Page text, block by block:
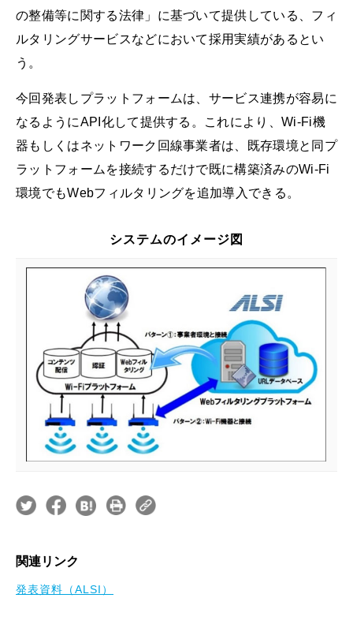
の整備等に関する法律」に基づいて提供している、フィ
ルタリングサービスなどにおいて採用実績があるとい
う。
今回発表しプラットフォームは、サービス連携が容易に
なるようにAPI化して提供する。これにより、Wi-Fi機
器もしくはネットワーク回線事業者は、既存環境と同プ
ラットフォームを接続するだけで既に構築済みのWi-Fi
環境でもWebフィルタリングを追加導入できる。
システムのイメージ図
関連リンク
発表資料（ALSI）